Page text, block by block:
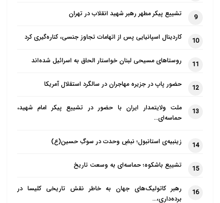
9 تشییع پیکر مطهر رهبر شهید انقلاب در تهران
10 کاردینال اسپانیایی پس از اتهامات تجاوز جنسی، کناره‌گیری کرد
11 روستاهای مسیحی لبنان خواستار الحاق به اسرائیل شده‌اند
12 حضور پاپ در جزیره مهاجران در سالگرد استقلال آمریکا
13
ملت ولایتمدار ایران با حضور در تشییع پیکر امام شهید،
حماسه‌ای…
14 زینبیه‌ی استانبول؛ نبضِ وحدت در سوگِ حسین(ع)
15 تشییع باشکوه؛ حماسه‌ای به وسعت تاریخ
16
رهبر کاتولیک‌های جهان به خاطر نقش تاریخی کلیسا در
برده‌داری،…